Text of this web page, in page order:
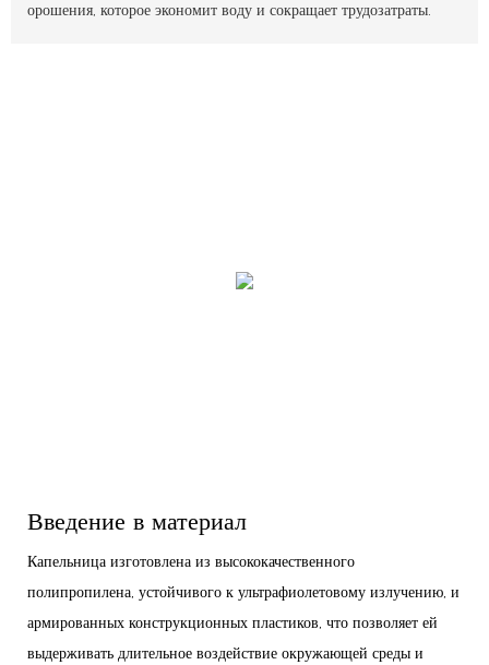
орошения, которое экономит воду и сокращает трудозатраты.
Введение в материал
Капельница изготовлена ​​из высококачественного
полипропилена, устойчивого к ультрафиолетовому излучению, и
армированных конструкционных пластиков, что позволяет ей
выдерживать длительное воздействие окружающей среды и